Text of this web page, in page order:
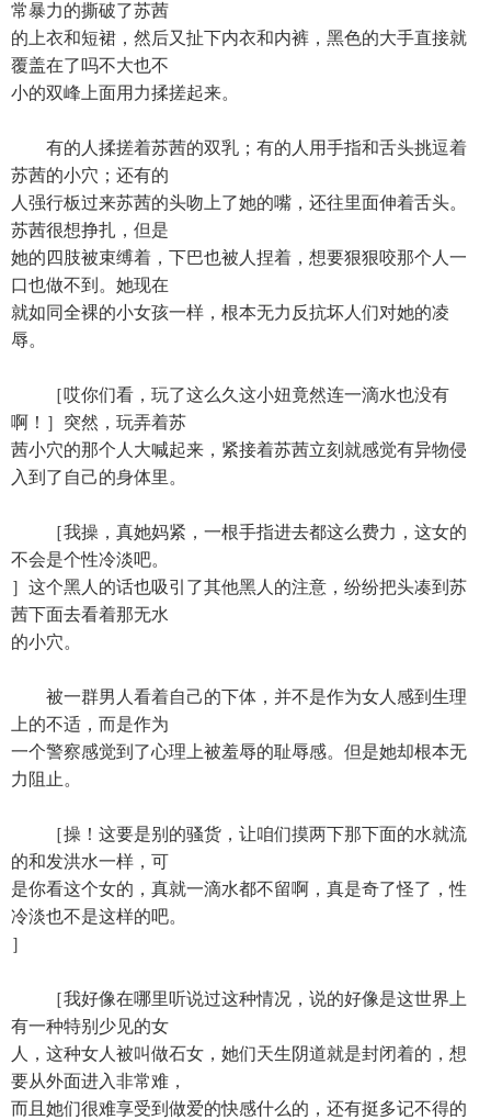
常暴力的撕破了苏茜
的上衣和短裙，然后又扯下内衣和内裤，黑色的大手直接就
覆盖在了吗不大也不
小的双峰上面用力揉搓起来。
有的人揉搓着苏茜的双乳；有的人用手指和舌头挑逗着
苏茜的小穴；还有的
人强行板过来苏茜的头吻上了她的嘴，还往里面伸着舌头。
苏茜很想挣扎，但是
她的四肢被束缚着，下巴也被人捏着，想要狠狠咬那个人一
口也做不到。她现在
就如同全裸的小女孩一样，根本无力反抗坏人们对她的凌
辱。
［哎你们看，玩了这么久这小妞竟然连一滴水也没有
啊！］突然，玩弄着苏
茜小穴的那个人大喊起来，紧接着苏茜立刻就感觉有异物侵
入到了自己的身体里。
［我操，真她妈紧，一根手指进去都这么费力，这女的
不会是个性冷淡吧。
］这个黑人的话也吸引了其他黑人的注意，纷纷把头凑到苏
茜下面去看着那无水
的小穴。
被一群男人看着自己的下体，并不是作为女人感到生理
上的不适，而是作为
一个警察感觉到了心理上被羞辱的耻辱感。但是她却根本无
力阻止。
［操！这要是别的骚货，让咱们摸两下那下面的水就流
的和发洪水一样，可
是你看这个女的，真就一滴水都不留啊，真是奇了怪了，性
冷淡也不是这样的吧。
］
［我好像在哪里听说过这种情况，说的好像是这世界上
有一种特别少见的女
人，这种女人被叫做石女，她们天生阴道就是封闭着的，想
要从外面进入非常难，
而且她们很难享受到做爱的快感什么的，还有挺多记不得的